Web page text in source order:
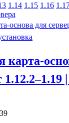
1.14 1.15 1.16